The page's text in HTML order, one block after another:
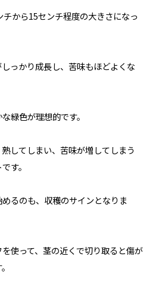
から15センチ程度の大きさになっ
っかり成長し、苦味もほどよくな
緑色が理想的です。
してしまい、苦味が増してしまう
す。
るのも、収穫のサインとなりま
使って、茎の近くで切り取ると傷が